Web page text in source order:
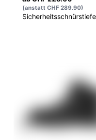
(anstatt CHF 289.90)